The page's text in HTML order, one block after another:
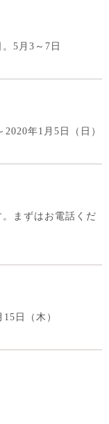
5月3～7日
年1月5日（日）
まずはお電話くだ
日（木）